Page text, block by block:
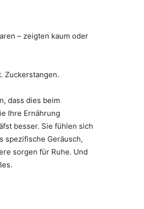
– zeigten kaum oder
Zuckerstangen.
dass dies beim
Ihre Ernährung
besser. Sie fühlen sich
spezifische Geräusch,
sorgen für Ruhe. Und